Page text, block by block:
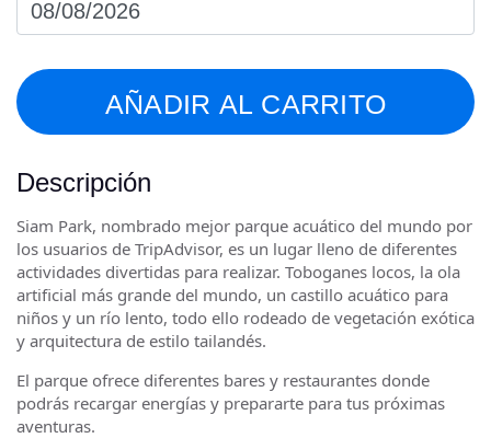
AÑADIR AL CARRITO
Descripción
Siam Park, nombrado mejor parque acuático del mundo por
los usuarios de TripAdvisor, es un lugar lleno de diferentes
actividades divertidas para realizar. Toboganes locos, la ola
artificial más grande del mundo, un castillo acuático para
niños y un río lento, todo ello rodeado de vegetación exótica
y arquitectura de estilo tailandés.
El parque ofrece diferentes bares y restaurantes donde
podrás recargar energías y prepararte para tus próximas
aventuras.